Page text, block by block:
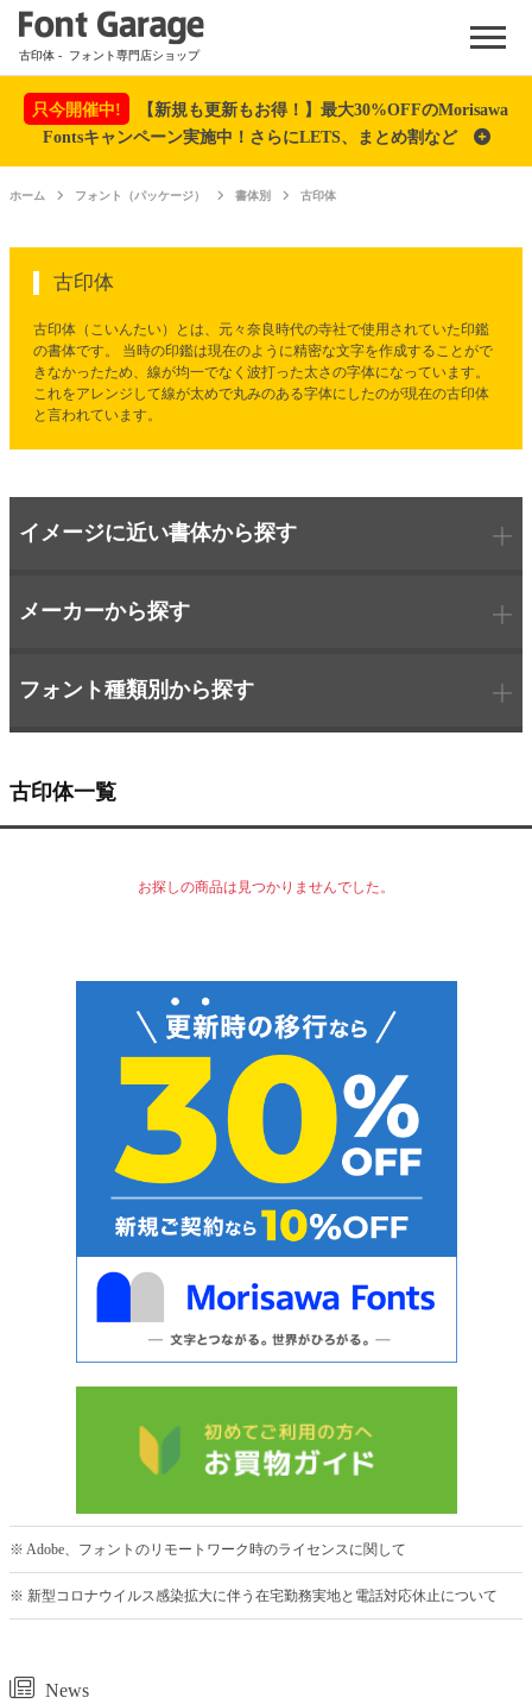
Menu
古印体 - フォント専門店ショップ
只今開催中!
【新規も更新もお得！】最大30%OFFのMorisawa
Fontsキャンペーン実施中！さらにLETS、まとめ割など
ホーム フォント（パッケージ） 書体別 古印体
古印体
古印体（こいんたい）とは、元々奈良時代の寺社で使用されていた印鑑
の書体です。 当時の印鑑は現在のように精密な文字を作成することがで
きなかったため、線が均一でなく波打った太さの字体になっています。
これをアレンジして線が太めで丸みのある字体にしたのが現在の古印体
と言われています。
イメージに近い書体から探す
メーカーから探す
フォント種類別から探す
古印体一覧
お探しの商品は見つかりませんでした。
※ Adobe、フォントのリモートワーク時のライセンスに関して
※ 新型コロナウイルス感染拡大に伴う在宅勤務実地と電話対応休止について
News